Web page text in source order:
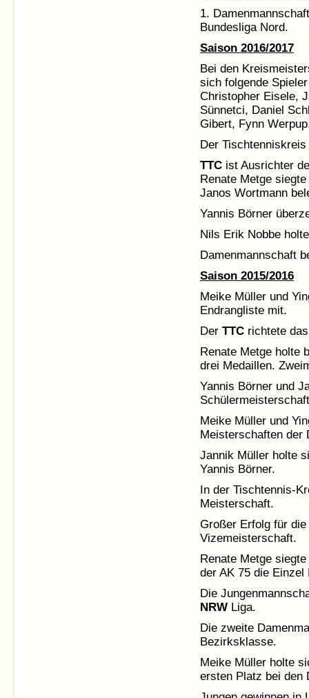
1.
Bundesliga Nord.
Saison 2016/2017
Bei den
sich folgende
Christopher Eisele,
Sünnetci, Daniel
Gibert, Fynn
Der
TTC ist Ausrichter
Renate Metge
Janos Wortmann
Yannis Börner
Nils Erik Nobbe
Damenmannschaft
Saison 2015/2016
Meike Müller und
Endrangliste mit.
Der TTC richtete
Renate Metge holte
drei Medaillen.
Yannis Börner und
Meike Müller und
Meisterschaften der
Jannik Müller holte
Yannis Börner.
In der Tischtennis-
Meisterschaft.
Großer Erfolg für
Vizemeisterschaft.
Renate Metge
der AK 75 die
Die
NRW Liga.
Die zweite
Bezirksklasse.
Meike Müller holte
ersten Platz bei den